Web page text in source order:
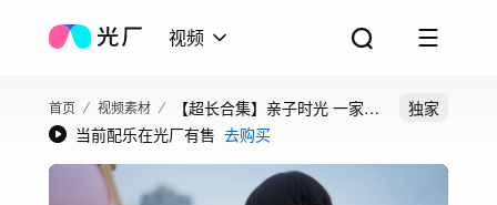
视频
首页 视频素材
【超长合集】亲子时光 一家人
公园游玩
独家
当前配乐在光厂有售 去购买